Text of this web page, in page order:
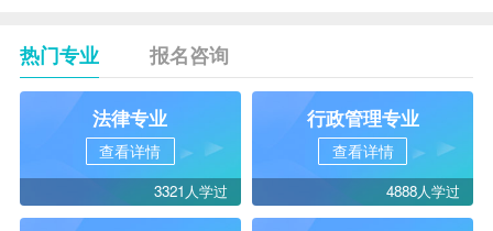
热门专业 报名咨询
法律专业
查看详情
3321人学过
行政管理专业
查看详情
4888人学过